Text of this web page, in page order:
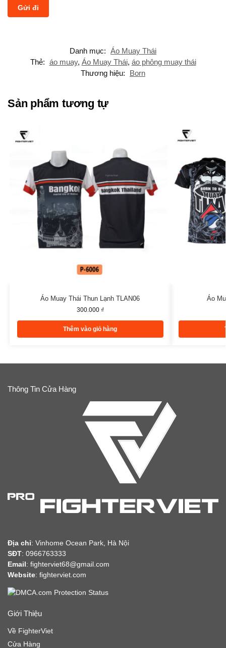
Danh mục: Áo Muay Thái
Thẻ: áo muay, Áo Muay Thái, áo phông muay thái
Thương hiệu:
Born
Sản phẩm tương tự
Áo Muay Thái Thun Lạnh TLAN06
300.000 ₫
Thêm vào giỏ hàng
Áo
Thông Tin Cửa Hàng
Địa chỉ: Vinhome Ocean Park, Hà Nội
SĐT: 0966763333
Email: fighterviet68@gmail.com
Website: fighterviet.com
Giới Thiệu
Về FighterViet
Cửa Hàng